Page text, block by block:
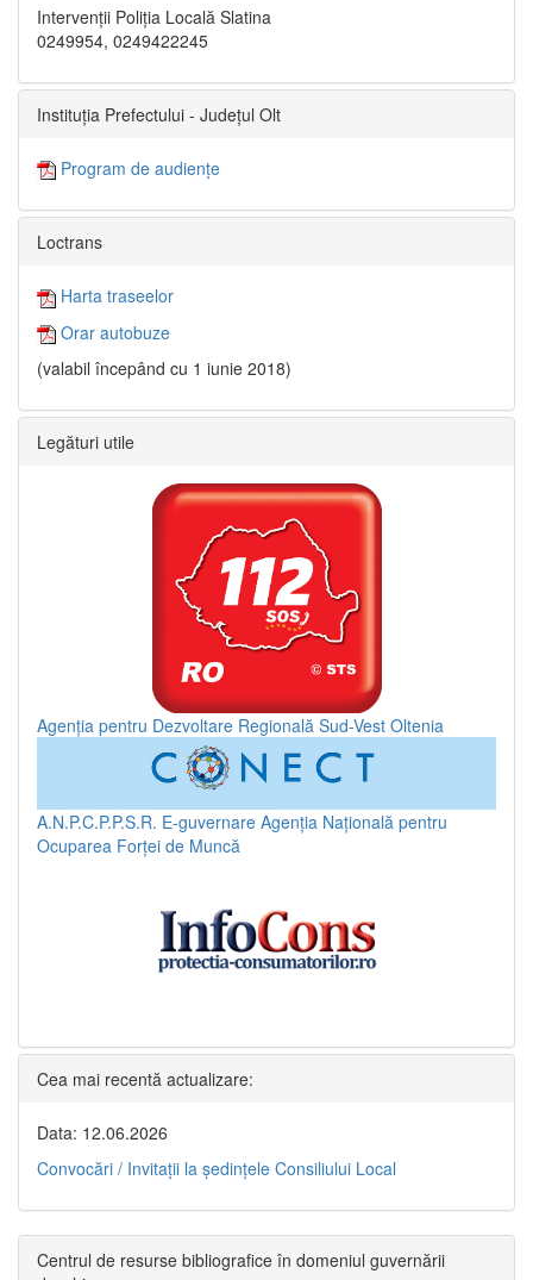
Intervenții Poliția Locală Slatina
0249954, 0249422245
Instituția Prefectului - Județul Olt
Program de audiențe
Loctrans
Harta traseelor
Orar autobuze
(valabil începând cu 1 iunie 2018)
Legături utile
Agenția pentru Dezvoltare Regională Sud-Vest Oltenia
A.N.P.C.P.P.S.R. E-guvernare Agenția Națională pentru
Ocuparea Forței de Muncă
Cea mai recentă actualizare:
Data: 12.06.2026
Convocări / Invitaţii la şedinţele Consiliului Local
Centrul de resurse bibliografice în domeniul guvernării